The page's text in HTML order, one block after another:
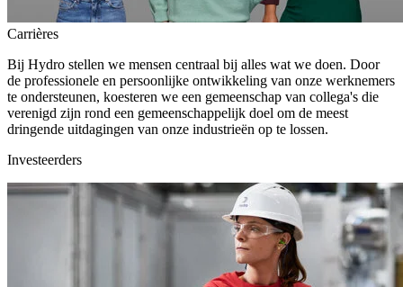
Carrières
Bij Hydro stellen we mensen centraal bij alles wat we doen. Door
de professionele en persoonlijke ontwikkeling van onze werknemers
te ondersteunen, koesteren we een gemeenschap van collega's die
verenigd zijn rond een gemeenschappelijk doel om de meest
dringende uitdagingen van onze industrieën op te lossen.
Investeerders